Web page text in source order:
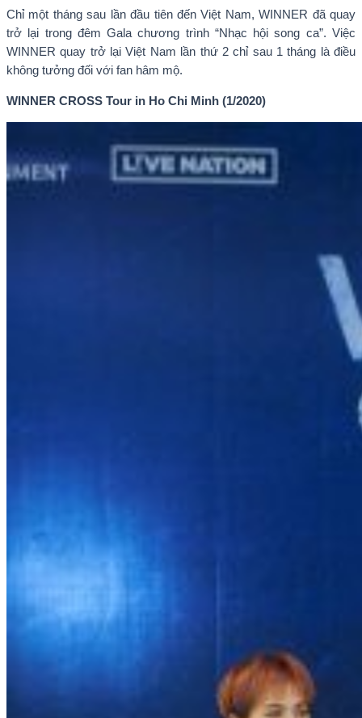
Chỉ một tháng sau lần đầu tiên đến Việt Nam, WINNER đã quay
trở lại trong đêm Gala chương trình “Nhạc hội song ca”. Việc
WINNER quay trở lại Việt Nam lần thứ 2 chỉ sau 1 tháng là điều
không tưởng đối với fan hâm mộ.
WINNER CROSS Tour in Ho Chi Minh (1/2020)